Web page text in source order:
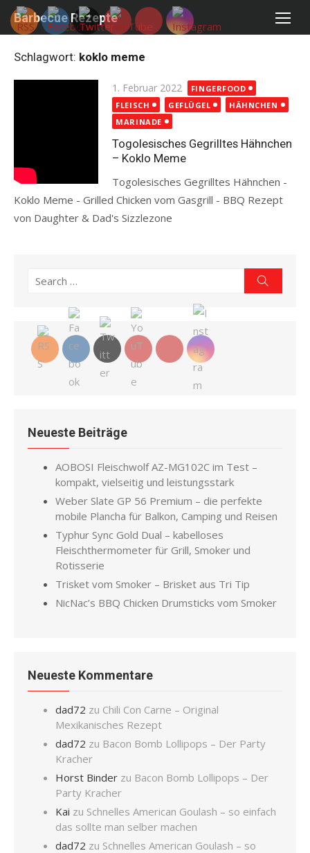
Skip
Barbecue Rezepte
Schlagwort: koklo meme
Posted
on
1. Februar 2022
FINGERFOOD
FLEISCH
GEFLÜGEL
HÄHNCHEN
MARINADE
Togolesisches Gegrilltes Hähnchen
– Koklo Meme
Togolesisches Gegrilltes Hähnchen -
Koklo Meme - Grilled Chicken vom Gasgrill - BBQ Rezept
von Daughter & Dad's Sizzlezone
Search
Neueste Beiträge
AOBOSI Fleischwolf AZ-MG102C im Test –
kompakt, vielseitig und leistungsstark
Weber Slate GP 56 Premium – die perfekte
mobile Plancha für Balkon, Camping und Reisen
Typhur Sync Gold Dual – kabelloses
Fleischthermometer für Grill, Smoker und
Rotisserie
Trisket vom Smoker – Brisket aus Tri Tip
NicNac’s BBQ Chicken Drumsticks vom Smoker
Neueste Kommentare
dad72 zu Chili Con Carne – Original
Mexikanisches Rezept
dad72 zu Bacon Bomb Lollipops – Der Party
Kracher
Horst Binder zu Bacon Bomb Lollipops – Der
Party Kracher
Kai zu Schnelles American Goulash – so einfach
das sollte man selber machen
dad72 zu Schnelles American Goulash – so